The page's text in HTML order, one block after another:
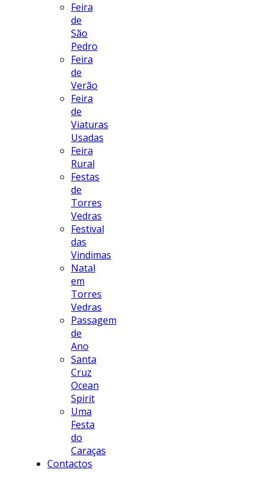
Feira
de
São
Pedro
Feira
de
Verão
Feira
de
Viaturas
Usadas
Feira
Rural
Festas
de
Torres
Vedras
Festival
das
Vindimas
Natal
em
Torres
Vedras
Passagem
de
Ano
Santa
Cruz
Ocean
Spirit
Uma
Festa
do
Caraças
Contactos